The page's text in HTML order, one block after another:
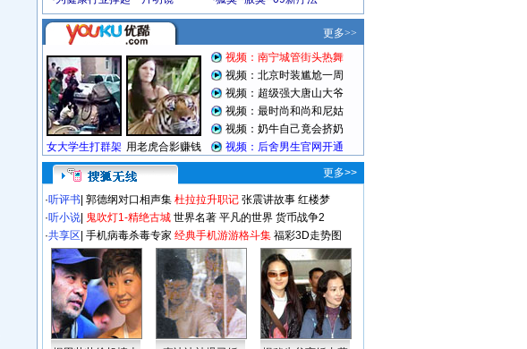
更多>>
·听评书 郭德纲对口相声集 杜拉拉升职记 张震讲故事 红楼梦
·听小说 鬼吹灯1-精绝古城 世界名著 平凡的世界 货币战争2
·共享区 手机病毒杀毒专家 经典手机游游格斗集 福彩3D走势图